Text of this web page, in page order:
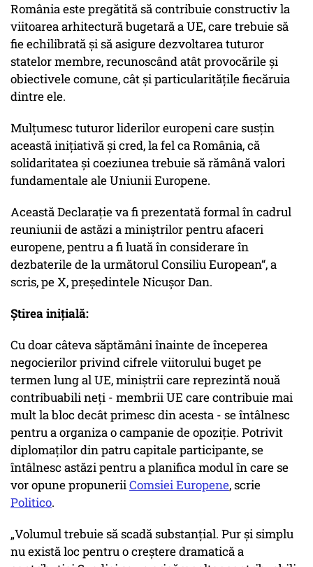
România este pregătită să contribuie constructiv la
viitoarea arhitectură bugetară a UE, care trebuie să
fie echilibrată și să asigure dezvoltarea tuturor
statelor membre, recunoscând atât provocările și
obiectivele comune, cât și particularitățile fiecăruia
dintre ele.
Mulțumesc tuturor liderilor europeni care susțin
această inițiativă și cred, la fel ca România, că
solidaritatea și coeziunea trebuie să rămână valori
fundamentale ale Uniunii Europene.
Această Declarație va fi prezentată formal în cadrul
reuniunii de astăzi a miniștrilor pentru afaceri
europene, pentru a fi luată în considerare în
dezbaterile de la următorul Consiliu European“, a
scris, pe X, președintele Nicușor Dan.
Știrea inițială:
Cu doar câteva săptămâni înainte de începerea
negocierilor privind cifrele viitorului buget pe
termen lung al UE, miniștrii care reprezintă nouă
contribuabili neți - membrii UE care contribuie mai
mult la bloc decât primesc din acesta - se întâlnesc
pentru a organiza o campanie de opoziție. Potrivit
diplomaților din patru capitale participante, se
întâlnesc astăzi pentru a planifica modul în care se
vor opune propuneriiComsiei Europene, scrie
Politico.
„Volumul trebuie să scadă substanțial. Pur și simplu
nu există loc pentru o creștere dramatică a